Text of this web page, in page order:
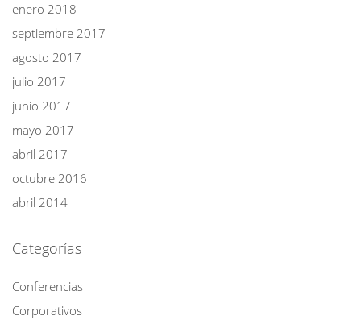
enero 2018
septiembre 2017
agosto 2017
julio 2017
junio 2017
mayo 2017
abril 2017
octubre 2016
abril 2014
Categorías
Conferencias
Corporativos